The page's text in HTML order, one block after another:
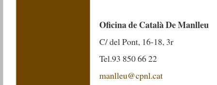
Oficina de Català De Manlleu
C/ del Pont, 16-18, 3r
Tel.93 850 66 22
manlleu@cpnl.cat